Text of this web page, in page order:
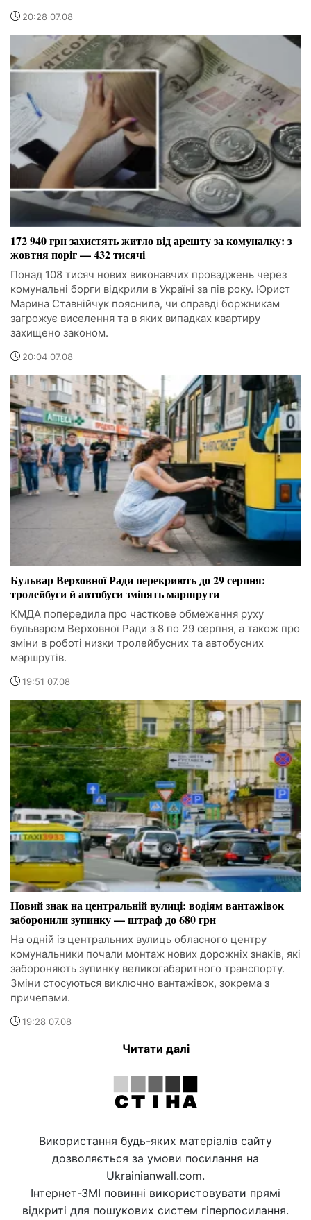
20:28 07.08
172 940 грн захистять житло від арешту за комуналку: з
жовтня поріг — 432 тисячі
Понад 108 тисяч нових виконавчих проваджень через
комунальні борги відкрили в Україні за пів року. Юрист
Марина Ставнійчук пояснила, чи справді боржникам
загрожує виселення та в яких випадках квартиру
захищено законом.
20:04 07.08
Бульвар Верховної Ради перекриють до 29 серпня:
тролейбуси й автобуси змінять маршрути
КМДА попередила про часткове обмеження руху
бульваром Верховної Ради з 8 по 29 серпня, а також про
зміни в роботі низки тролейбусних та автобусних
маршрутів.
19:51 07.08
Новий знак на центральній вулиці: водіям вантажівок
заборонили зупинку — штраф до 680 грн
На одній із центральних вулиць обласного центру
комунальники почали монтаж нових дорожніх знаків, які
забороняють зупинку великогабаритного транспорту.
Зміни стосуються виключно вантажівок, зокрема з
причепами.
19:28 07.08
Читати далі
Використання будь-яких матеріалів сайту
дозволяється за умови посилання на
Ukrainianwall.com.
Інтернет-ЗМІ повинні використовувати прямі
відкриті для пошукових систем гіперпосилання.